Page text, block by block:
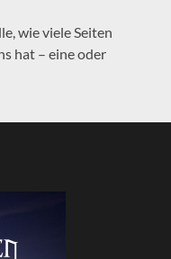
wie viele Seiten
hat – eine oder